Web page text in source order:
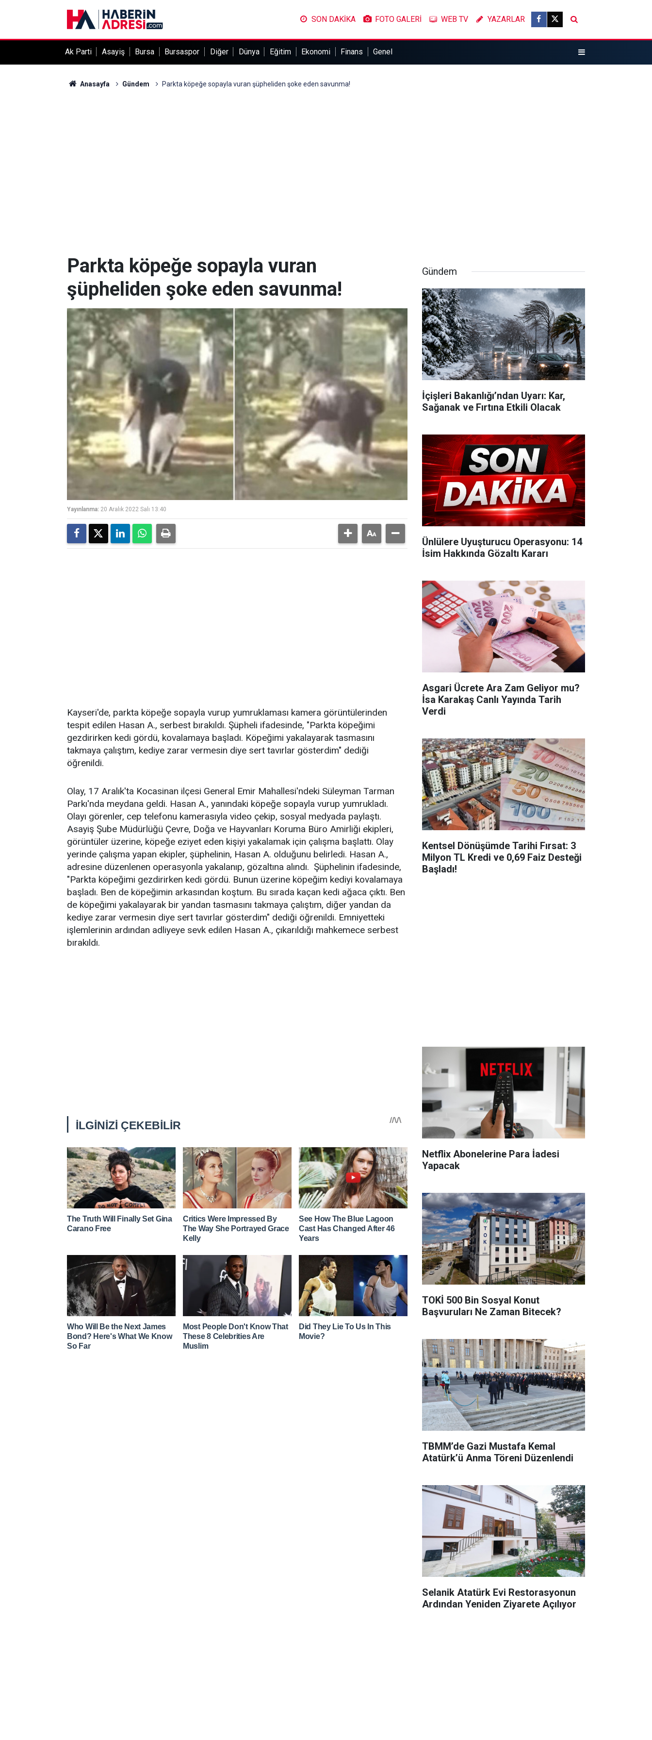
SON DAKİKA FOTO GALERİ WEB TV YAZARLAR
Ak Parti Asayiş Bursa Bursaspor Diğer Dünya Eğitim Ekonomi Finans Genel
Anasayfa Gündem Parkta köpeğe sopayla vuran şüpheliden şoke eden savunma!
Parkta köpeğe sopayla vuran
şüpheliden şoke eden savunma!
Yayınlanma: 20 Aralık 2022 Salı 13:40
Kayseri'de, parkta köpeğe sopayla vurup yumruklaması kamera görüntülerinden
tespit edilen Hasan A., serbest bırakıldı. Şüpheli ifadesinde, "Parkta köpeğimi
gezdirirken kedi gördü, kovalamaya başladı. Köpeğimi yakalayarak tasmasını
takmaya çalıştım, kediye zarar vermesin diye sert tavırlar gösterdim" dediği
öğrenildi.
Olay, 17 Aralık'ta Kocasinan ilçesi General Emir Mahallesi'ndeki Süleyman Tarman
Parkı'nda meydana geldi. Hasan A., yanındaki köpeğe sopayla vurup yumrukladı.
Olayı görenler, cep telefonu kamerasıyla video çekip, sosyal medyada paylaştı.
Asayiş Şube Müdürlüğü Çevre, Doğa ve Hayvanları Koruma Büro Amirliği ekipleri,
görüntüler üzerine, köpeğe eziyet eden kişiyi yakalamak için çalışma başlattı. Olay
yerinde çalışma yapan ekipler, şüphelinin, Hasan A. olduğunu belirledi. Hasan A.,
adresine düzenlenen operasyonla yakalanıp, gözaltına alındı. Şüphelinin ifadesinde,
"Parkta köpeğimi gezdirirken kedi gördü. Bunun üzerine köpeğim kediyi kovalamaya
başladı. Ben de köpeğimin arkasından koştum. Bu sırada kaçan kedi ağaca çıktı. Ben
de köpeğimi yakalayarak bir yandan tasmasını takmaya çalıştım, diğer yandan da
kediye zarar vermesin diye sert tavırlar gösterdim" dediği öğrenildi. Emniyetteki
işlemlerinin ardından adliyeye sevk edilen Hasan A., çıkarıldığı mahkemece serbest
bırakıldı.
Gündem
İçişleri Bakanlığı’ndan Uyarı: Kar,
Sağanak ve Fırtına Etkili Olacak
Ünlülere Uyuşturucu Operasyonu: 14
İsim Hakkında Gözaltı Kararı
Asgari Ücrete Ara Zam Geliyor mu?
İsa Karakaş Canlı Yayında Tarih
Verdi
Kentsel Dönüşümde Tarihi Fırsat: 3
Milyon TL Kredi ve 0,69 Faiz Desteği
Başladı!
Netflix Abonelerine Para İadesi
Yapacak
TOKİ 500 Bin Sosyal Konut
Başvuruları Ne Zaman Bitecek?
TBMM’de Gazi Mustafa Kemal
Atatürk’ü Anma Töreni Düzenlendi
Selanik Atatürk Evi Restorasyonun
Ardından Yeniden Ziyarete Açılıyor